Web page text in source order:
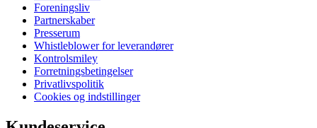
Foreningsliv
Partnerskaber
Presserum
Whistleblower for leverandører
Kontrolsmiley
Forretningsbetingelser
Privatlivspolitik
Cookies og indstillinger